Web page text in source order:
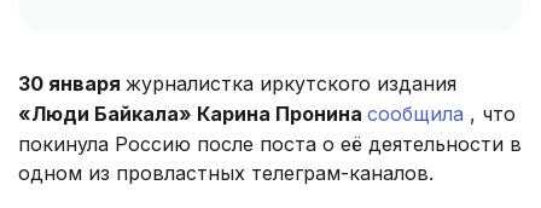
30 января журналистка иркутского издания
«Люди Байкала» Карина Пронина сообщила , что
покинула Россию после поста о её деятельности в
одном из провластных телеграм-каналов.